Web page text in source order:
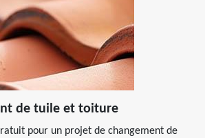
de tuile et toiture
pour un projet de changement de